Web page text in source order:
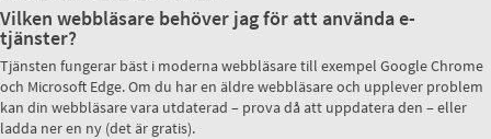
Vilken webbläsare behöver jag för att använda e-
tjänster?
Tjänsten fungerar bäst i moderna webbläsare till exempel Google Chrome
och Microsoft Edge. Om du har en äldre webbläsare och upplever problem
kan din webbläsare vara utdaterad – prova då att uppdatera den – eller
ladda ner en ny (det är gratis).